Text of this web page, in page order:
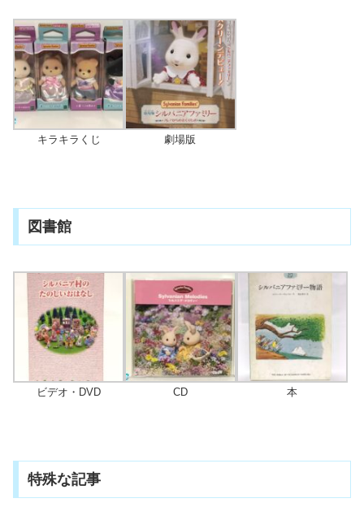
キラキラくじ 劇場版
図書館
ビデオ・DVD CD 本
特殊な記事